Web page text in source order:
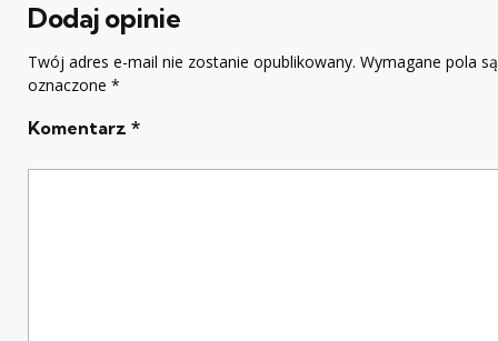
Dodaj opinie
Twój adres e-mail nie zostanie opublikowany. Wymagane pola są
oznaczone *
Komentarz *